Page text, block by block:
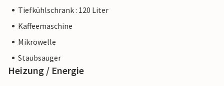
Tiefkühlschrank : 120 Liter
Kaffeemaschine
Mikrowelle
Staubsauger
Heizung / Energie